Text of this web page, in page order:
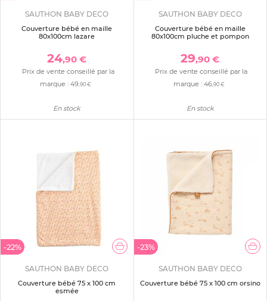
SAUTHON BABY DECO
Couverture bébé en maille
80x100cm lazare
24,90 €
Prix de vente conseillé par la
marque :49,90 €
En stock
SAUTHON BABY DECO
Couverture bébé en maille
80x100cm pluche et pompon
29,90 €
Prix de vente conseillé par la
marque : 46,90 €
En stock
-22%
SAUTHON BABY DECO
Couverture bébé 75 x 100 cm
esmée
-23%
SAUTHON BABY DECO
Couverture bébé 75 x 100 cm orsino